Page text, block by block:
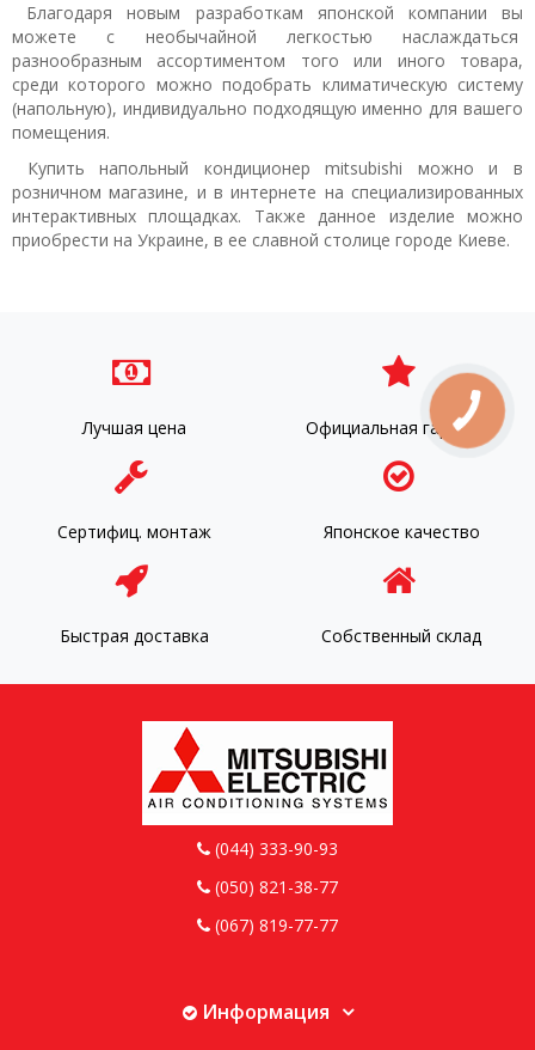
Благодаря новым разработкам японской компании вы
можете с необычайной легкостью наслаждаться
разнообразным ассортиментом того или иного товара,
среди которого можно подобрать климатическую систему
(напольную), индивидуально подходящую именно для вашего
помещения.
Купить напольный кондиционер mitsubishi можно и в
розничном магазине, и в интернете на специализированных
интерактивных площадках. Также данное изделие можно
приобрести на Украине, в ее славной столице городе Киеве.
Лучшая цена Официальная гарантия
Сертифиц. монтаж Японское качество
Быстрая доставка Собственный склад
(044) 333-90-93
(050) 821-38-77
(067) 819-77-77
Информация